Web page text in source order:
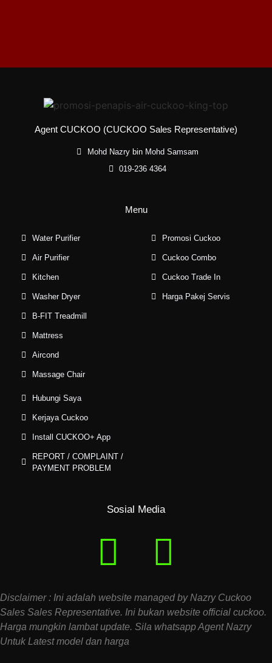
Agent CUCKOO (CUCKOO Sales Representative)
Mohd Nazry bin Mohd Samsam
019-236 4364
Menu
Water Purifier
Air Purifier
Kitchen
Washer Dryer
B-FIT Treadmill
Mattress
Aircond
Massage Chair
Promosi Cuckoo
Cuckoo Combo
Cuckoo Trade In
Harga Pakej Servis
Hubungi Saya
Kerjaya Cuckoo
Install CUCKOO+ App
REPORT / COMPLAINT /
PAYMENT PROBLEM
Sosial Media
Disclaimer : Ini adalah website managed by Nazry Cuckoo
Sales Sales Representative. Ini bukan website official cuckoo.
Harga mungkin lambat update. Sila whatsapp Agent Nazry
Untuk Latest model dan harga